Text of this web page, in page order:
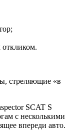
стреляющие «в
SCAT S
с несколькими
впереди авто.